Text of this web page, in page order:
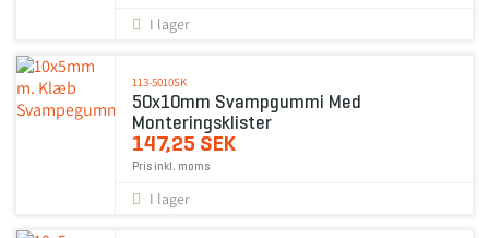
I lager
113-5010SK
50x10mm Svampgummi Med
Monteringsklister
147,25 SEK
Pris inkl. moms
I lager